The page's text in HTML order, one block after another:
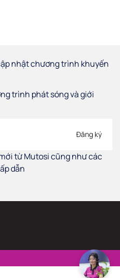
nhật chương trình khuyến
trình phát sóng và giới
Đăng ký
từ Mutosi cũng như các
dẫn